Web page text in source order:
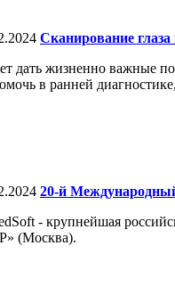
Сканирование глаза
дать жизненно важные
в ранней
20-й
- крупнейшая
(Москва).